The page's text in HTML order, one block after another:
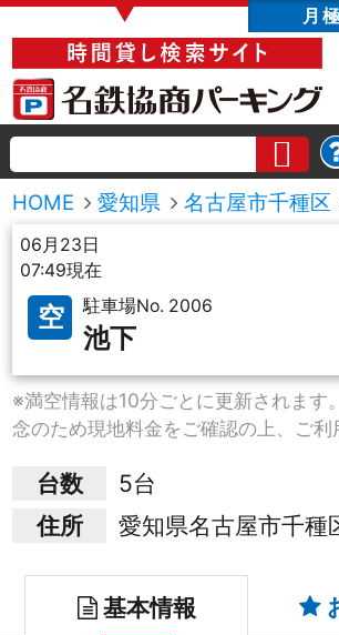
▼ 月
HOME 愛知県 名古屋市千種区
06月23日
07:49現在
空 駐車場No. 2006
池下
※満空情報は10分ごとに更新されます
念のため現地料金をご確認の上、ご利
台数
5台
住所
愛知県名古屋市千種
基本情報